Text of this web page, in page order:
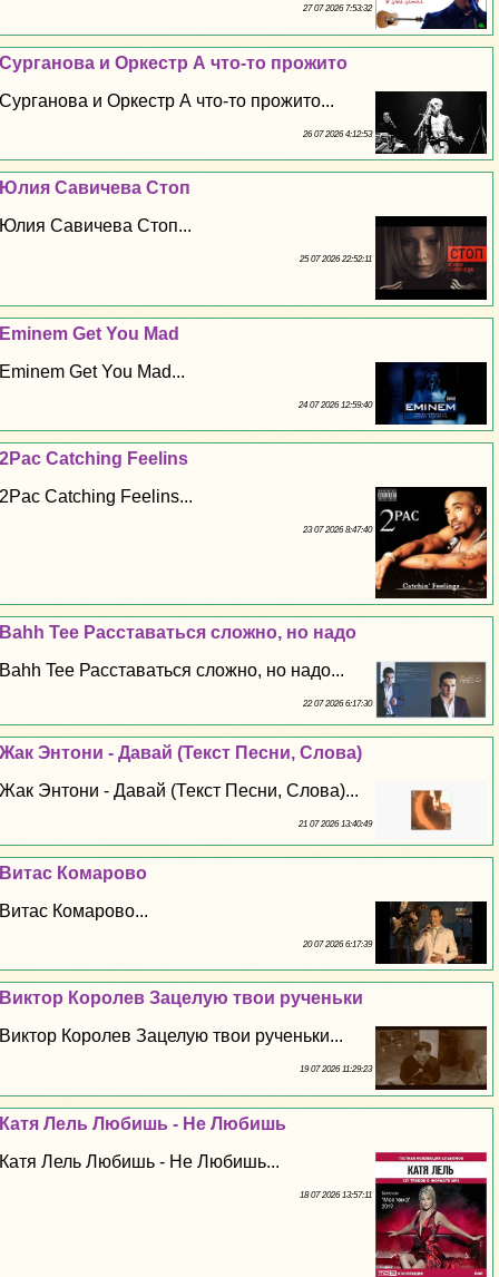
27 07 2026 7:53:32
Сурганова и Оркестр А что-то прожито
Сурганова и Оркестр А что-то прожито...
26 07 2026 4:12:53
Юлия Савичева Стоп
Юлия Савичева Стоп...
25 07 2026 22:52:11
Eminem Get You Mad
Eminem Get You Mad...
24 07 2026 12:59:40
2Pac Catching Feelins
2Pac Catching Feelins...
23 07 2026 8:47:40
Bahh Tee Расставаться сложно, но надо
Bahh Tee Расставаться сложно, но надо...
22 07 2026 6:17:30
Жак Энтони - Давай (Текст Песни, Слова)
Жак Энтони - Давай (Текст Песни, Слова)...
21 07 2026 13:40:49
Витас Комарово
Витас Комарово...
20 07 2026 6:17:39
Виктор Королев Зацелую твои рученьки
Виктор Королев Зацелую твои рученьки...
19 07 2026 11:29:23
Катя Лель Любишь - Не Любишь
Катя Лель Любишь - Не Любишь...
18 07 2026 13:57:11